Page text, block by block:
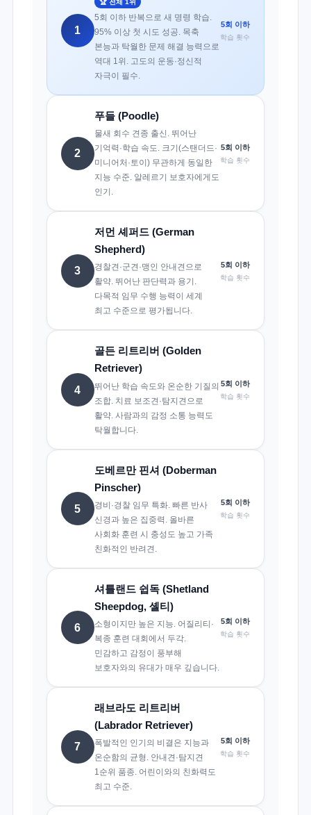
1
🏆 전체 1위
5회 이하 반복으로 새 명령 학습.
95% 이상 첫 시도 성공. 목축
본능과 탁월한 문제 해결 능력으로
역대 1위. 고도의 운동·정신적
자극이 필수.
5회 이하
학습 횟수
2
푸들 (Poodle)
물새 회수 견종 출신. 뛰어난
기억력·학습 속도. 크기(스탠더드·
미니어처·토이) 무관하게 동일한
지능 수준. 알레르기 보호자에게도
인기.
5회 이하
학습 횟수
3
저먼 셰퍼드 (German
Shepherd)
경찰견·군견·맹인 안내견으로
활약. 뛰어난 판단력과 용기.
다목적 임무 수행 능력이 세계
최고 수준으로 평가됩니다.
5회 이하
학습 횟수
4
골든 리트리버 (Golden
Retriever)
뛰어난 학습 속도와 온순한 기질의
조합. 치료 보조견·탐지견으로
활약. 사람과의 감정 소통 능력도
탁월합니다.
5회 이하
학습 횟수
5
도베르만 핀셔 (Doberman
Pinscher)
경비·경찰 임무 특화. 빠른 반사
신경과 높은 집중력. 올바른
사회화 훈련 시 충성도 높고 가족
친화적인 반려견.
5회 이하
학습 횟수
6
셔틀랜드 쉽독 (Shetland
Sheepdog, 셸티)
소형이지만 높은 지능. 어질리티·
복종 훈련 대회에서 두각.
민감하고 감정이 풍부해
보호자와의 유대가 매우 깊습니다.
5회 이하
학습 횟수
7
래브라도 리트리버
(Labrador Retriever)
폭발적인 인기의 비결은 지능과
온순함의 균형. 안내견·탐지견
1순위 품종. 어린이와의 친화력도
최고 수준.
5회 이하
학습 횟수